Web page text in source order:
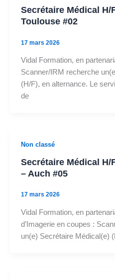
Secrétaire Médical H/
Toulouse #02
17 mars 2026
Vidal Formation, en
Scanner/IRM recherche
(H/F), en alternance. Le
de
Non classé
Secrétaire Médical H/
– Auch #05
17 mars 2026
Vidal Formation, en
d’Imagerie en coupes :
un(e) Secrétaire Médical(e)